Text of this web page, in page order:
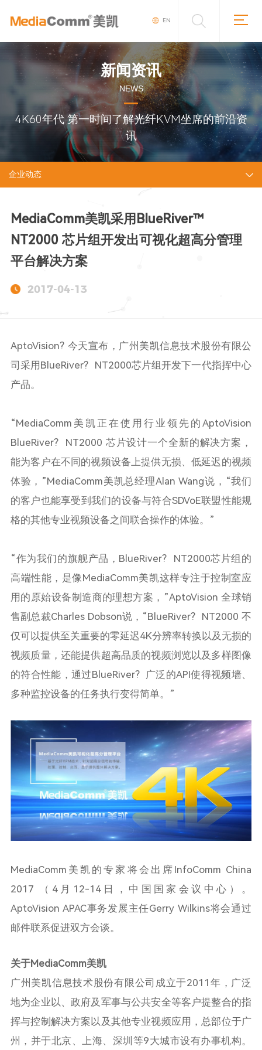
EN
新闻资讯
NEWS
4K60年代 第一时间了解光纤KVM坐席的前沿资
讯
企业动态
MediaComm美凯采用BlueRiver™
NT2000 芯片组开发出可视化超高分管理
平台解决方案
2017-04-13
AptoVision? 今天宣布，广州美凯信息技术股份有限公
司采用 BlueRiver? NT2000芯片组开发下一代指挥中心
产品。
“MediaComm 美凯正在使用行业领先的 AptoVision
BlueRiver? NT2000 芯片设计一个全新的解决方案，
能为客户在不同的视频设备上提供无损、低延迟的视频
体验，”MediaComm美凯总经理Alan Wang说，“我们
的客户也能享受到我们的设备与符合SDVoE联盟性能规
格的其他专业视频设备之间联合操作的体验。”
“作为我们的旗舰产品， BlueRiver? NT2000芯片组的
高端性能，是像MediaComm美凯这样专注于控制室应
用的原始设备制造商的理想方案，”AptoVision全球销
售副总裁Charles Dobson说，“BlueRiver? NT2000不
仅可以提供至关重要的零延迟4K分辨率转换以及无损的
视频质量，还能提供超高品质的视频浏览以及多样图像
的符合性能，通过BlueRiver? 广泛的API使得视频墙、
多种监控设备的任务执行变得简单。”
MediaComm美凯的专家将会出席 InfoComm China
2017
（ 4月 12-14日，中国国家会议中心）。
AptoVision APAC事务发展主任Gerry Wilkins将会通过
邮件联系促进双方会谈。
关于MediaComm美凯
广州美凯信息技术股份有限公司成立于2011 年，广泛
地为企业以、政府及军事与公共安全等客户提整合的指
挥与控制解决方案以及其他专业视频应用，总部位于广
州，并于北京、上海、深圳等9大城市设有办事机构。